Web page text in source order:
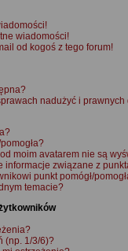
wiadomości!
od kogoś z tego forum!
nadużyć i
moim avatarem nie są
informacje związane z
punkt pomógł/
temacie?
(np. 1/3/6)?